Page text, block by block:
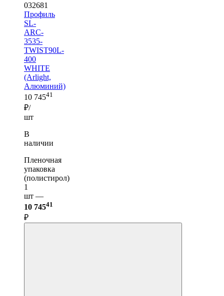
032681
Профиль
SL-
ARC-
3535-
TWIST90L-
400
WHITE
(Arlight,
Алюминий)
10 74541
₽/
шт
В
наличии
Пленочная
упаковка
(полистирол)
1
шт —
10 74541
₽